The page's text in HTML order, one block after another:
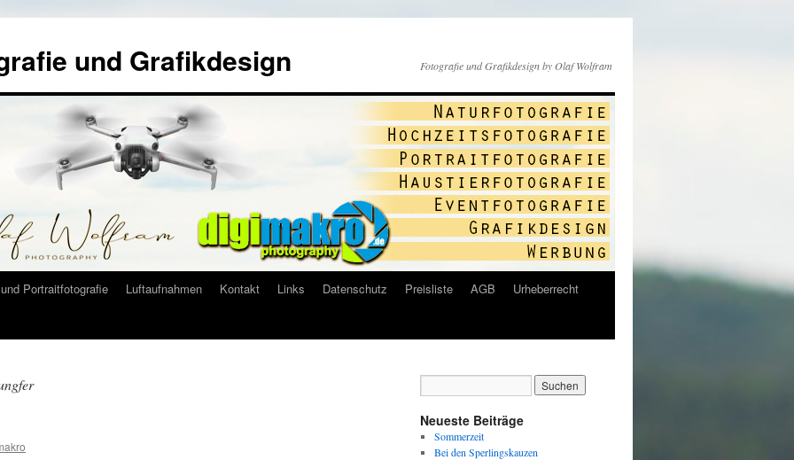
und Grafikdesign Fotografie und Grafikdesign by Olaf Wolfram
Portraitfotografie Luftaufnahmen Kontakt Links Datenschutz Preisliste AGB
Urheberrecht
Neueste Beiträge
Sommerzeit
Bei den Sperlingskauzen